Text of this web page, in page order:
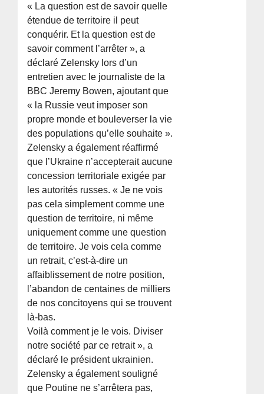
« La question est de savoir quelle
étendue de territoire il peut
conquérir. Et la question est de
savoir comment l’arrêter », a
déclaré Zelensky lors d’un
entretien avec le journaliste de la
BBC Jeremy Bowen, ajoutant que
« la Russie veut imposer son
propre monde et bouleverser la vie
des populations qu’elle souhaite ».
Zelensky a également réaffirmé
que l’Ukraine n’accepterait aucune
concession territoriale exigée par
les autorités russes. « Je ne vois
pas cela simplement comme une
question de territoire, ni même
uniquement comme une question
de territoire. Je vois cela comme
un retrait, c’est-à-dire un
affaiblissement de notre position,
l’abandon de centaines de milliers
de nos concitoyens qui se trouvent
là-bas.
Voilà comment je le vois. Diviser
notre société par ce retrait », a
déclaré le président ukrainien.
Zelensky a également souligné
que Poutine ne s’arrêtera pas,